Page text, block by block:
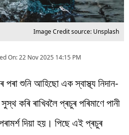
Image Credit source: Unsplash
On:22 Nov 2025 14:15 PM
শুনি আহিছো এক স্বাস্থ্য নিদান-
কৰি ৰাখিবলৈ প্ৰচুৰ পৰিমাণে পানী
দিয়া হয়। পিছে এই প্ৰচুৰ